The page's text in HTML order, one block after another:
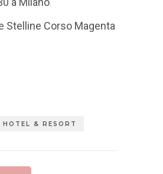
Stelline Corso Magenta
HOTEL & RESORT